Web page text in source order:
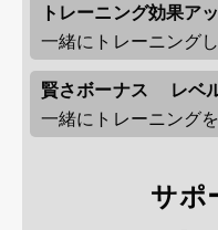
トレーニング効果ア
一緒にトレーニング
賢さボーナス
レベ
一緒にトレーニング
サポ